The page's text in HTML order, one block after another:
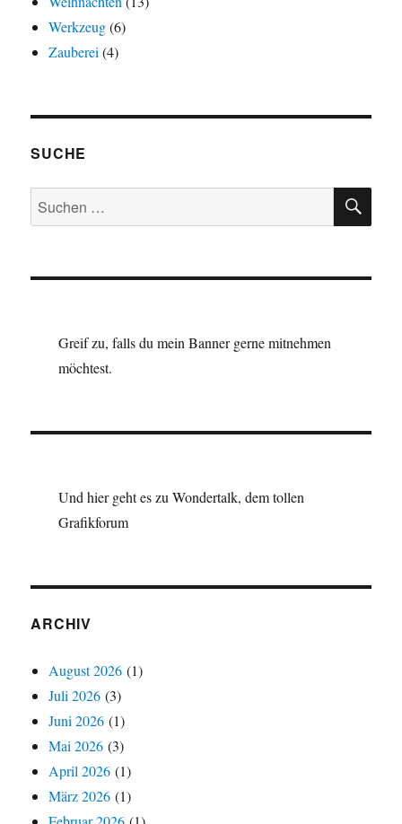
Werkzeug(6)
Zauberei (4)
SUCHE
Suchen
nach:
Greif zu, falls du mein Banner gerne mitnehmen
möchtest.
Und hier geht es zu Wondertalk, dem tollen
Grafikforum
ARCHIV
August 2026 (1)
Juli 2026 (3)
Juni 2026 (1)
Mai 2026 (3)
April 2026 (1)
März 2026 (1)